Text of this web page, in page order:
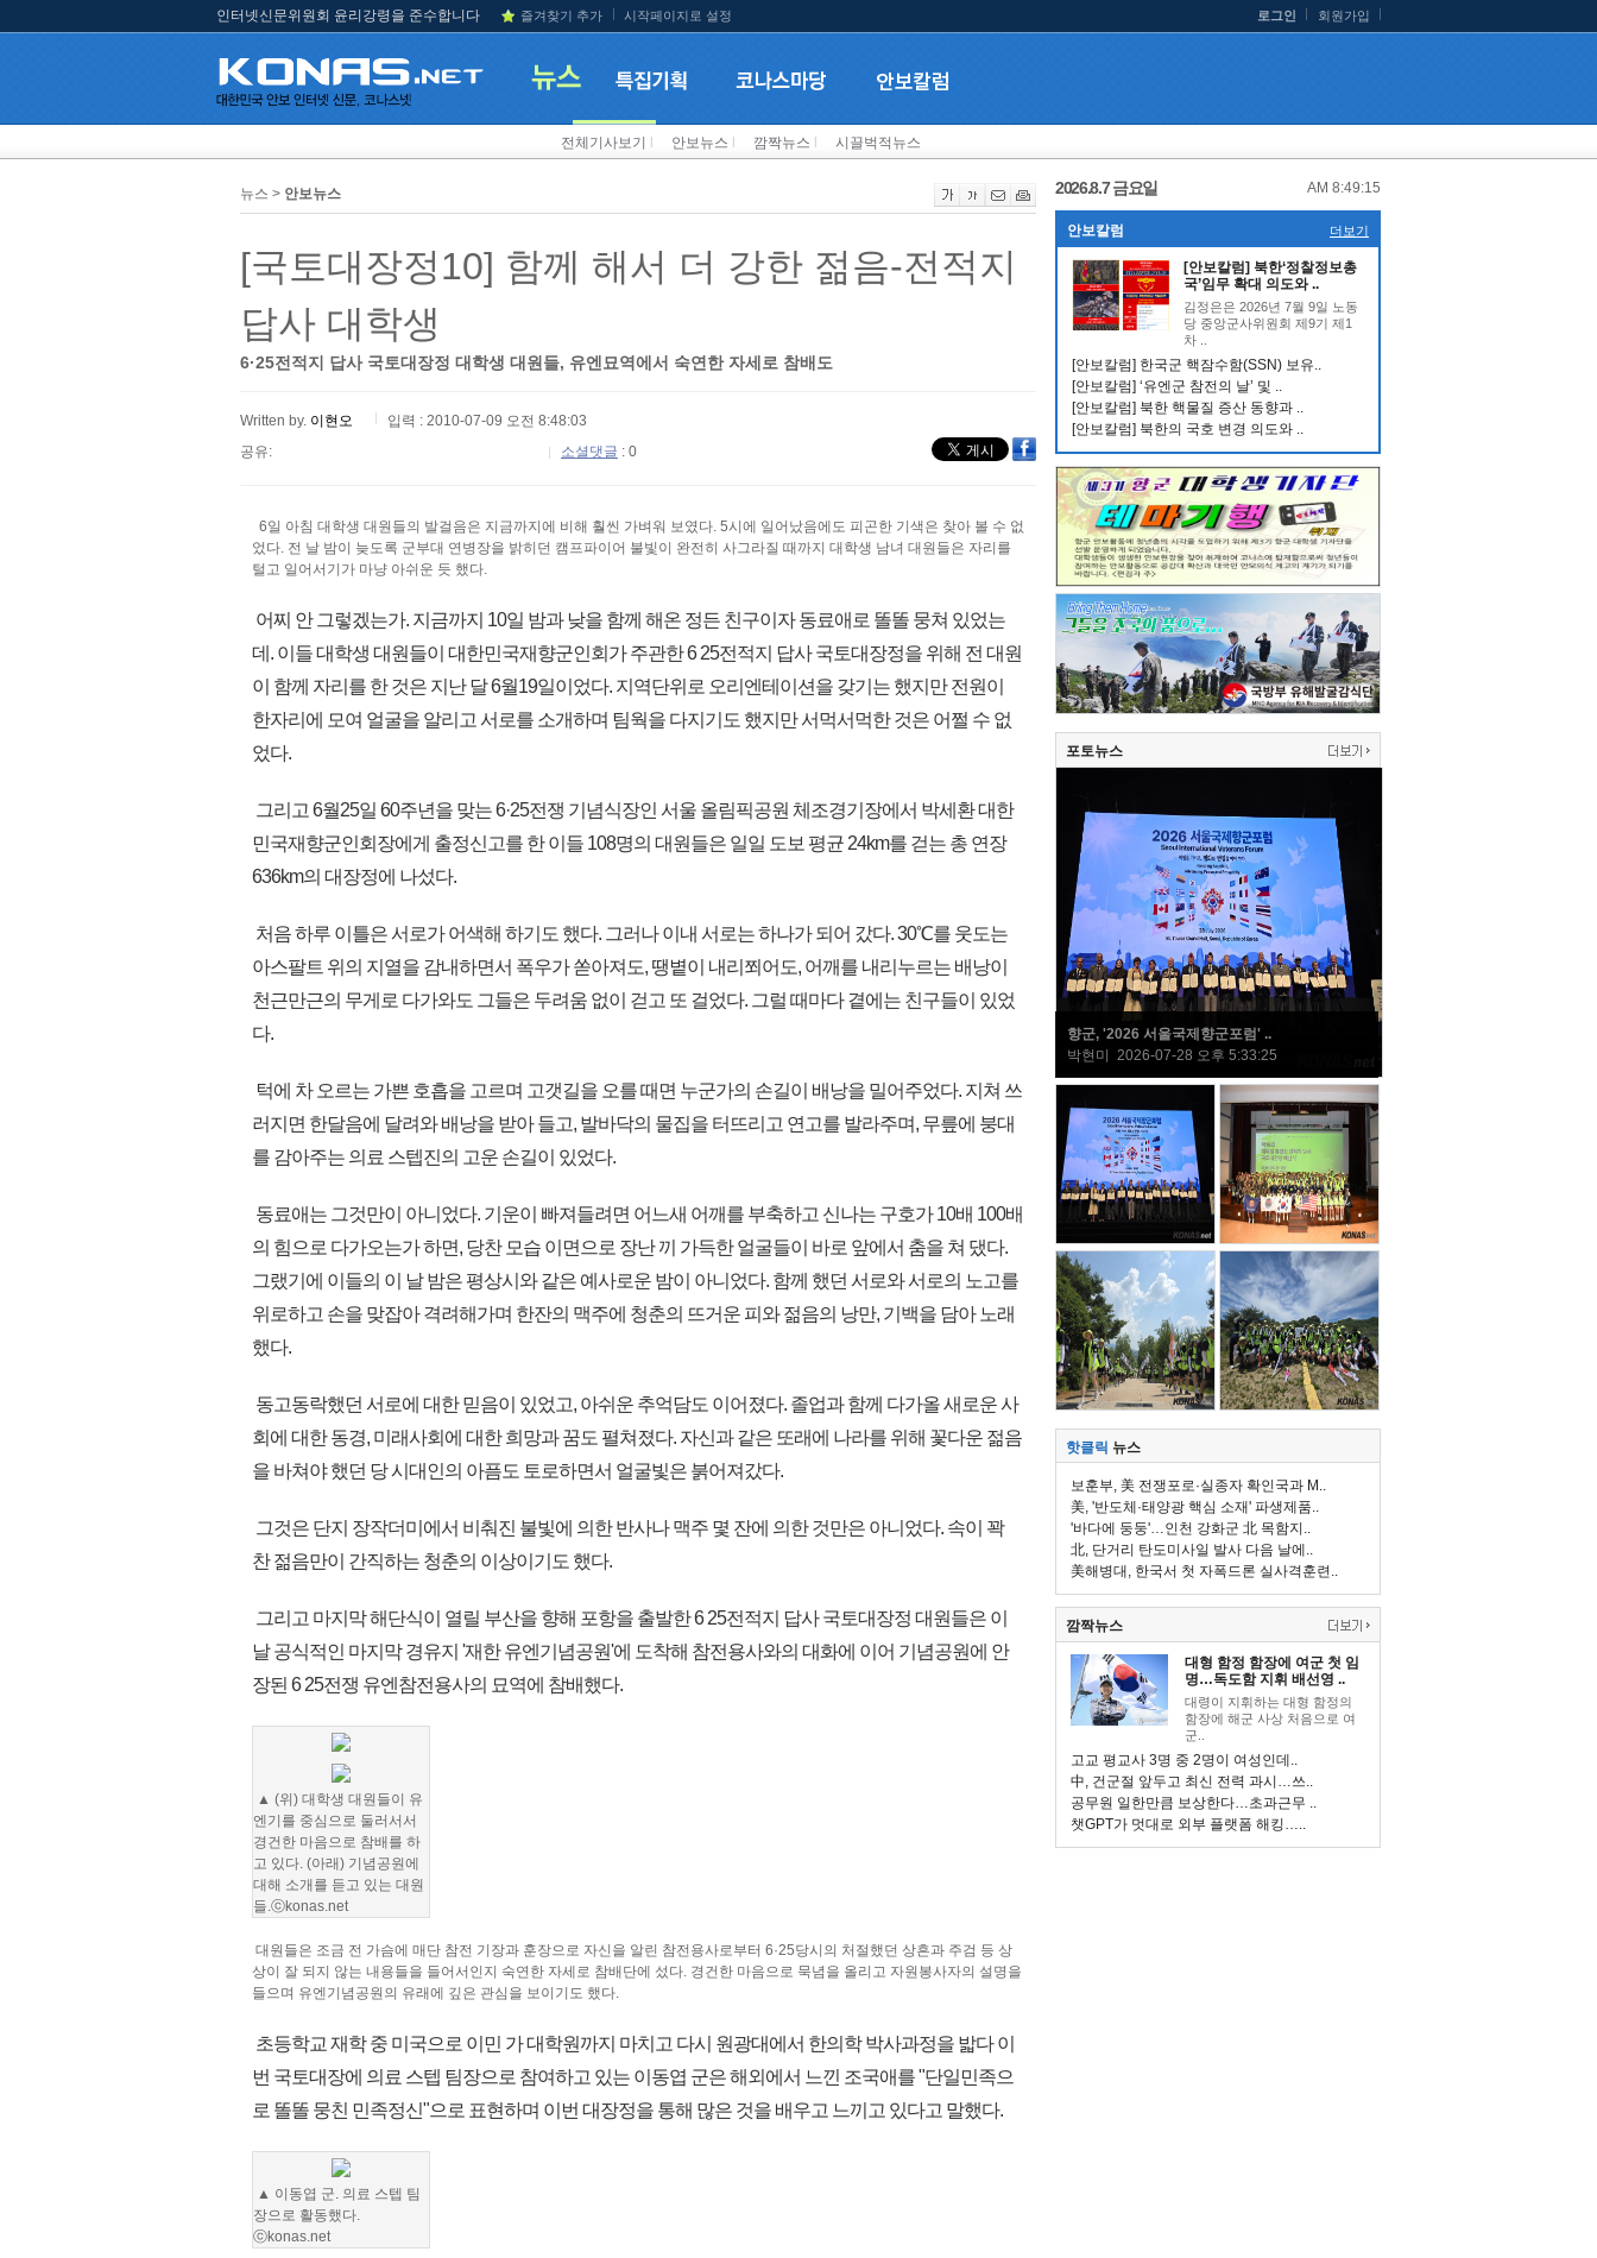
인터넷신문위원회 윤리강령을 준수합니다 즐겨찾기 추가 시작페이지로 설정 로그인 회원가입
전체기사보기 안보뉴스 깜짝뉴스 시끌벅적뉴스
뉴스 > 안보뉴스
[국토대장정10] 함께 해서 더 강한 젊음-전적지
답사 대학생
6·25전적지 답사 국토대장정 대학생 대원들, 유엔묘역에서 숙연한 자세로 참배도
Written by. 이현오
입력 : 2010-07-09 오전 8:48:03
공유:
소셜댓글 : 0
6일 아침 대학생 대원들의 발걸음은 지금까지에 비해 훨씬 가벼워 보였다. 5시에 일어났음에도 피곤한 기색은 찾아 볼 수 없
었다. 전 날 밤이 늦도록 군부대 연병장을 밝히던 캠프파이어 불빛이 완전히 사그라질 때까지 대학생 남녀 대원들은 자리를
털고 일어서기가 마냥 아쉬운 듯 했다.
어찌 안 그렇겠는가. 지금까지 10일 밤과 낮을 함께 해온 정든 친구이자 동료애로 똘똘 뭉쳐 있었는
데. 이들 대학생 대원들이 대한민국재향군인회가 주관한 6 25전적지 답사 국토대장정을 위해 전 대원
이 함께 자리를 한 것은 지난 달 6월19일이었다. 지역단위로 오리엔테이션을 갖기는 했지만 전원이
한자리에 모여 얼굴을 알리고 서로를 소개하며 팀웍을 다지기도 했지만 서먹서먹한 것은 어쩔 수 없
었다.
그리고 6월25일 60주년을 맞는 6·25전쟁 기념식장인 서울 올림픽공원 체조경기장에서 박세환 대한
민국재향군인회장에게 출정신고를 한 이들 108명의 대원들은 일일 도보 평균 24km를 걷는 총 연장
636km의 대장정에 나섰다.
처음 하루 이틀은 서로가 어색해 하기도 했다. 그러나 이내 서로는 하나가 되어 갔다. 30℃를 웃도는
아스팔트 위의 지열을 감내하면서 폭우가 쏟아져도, 땡볕이 내리쬐어도, 어깨를 내리누르는 배낭이
천근만근의 무게로 다가와도 그들은 두려움 없이 걷고 또 걸었다. 그럴 때마다 곁에는 친구들이 있었
다.
턱에 차 오르는 가쁜 호흡을 고르며 고갯길을 오를 때면 누군가의 손길이 배낭을 밀어주었다. 지쳐 쓰
러지면 한달음에 달려와 배낭을 받아 들고, 발바닥의 물집을 터뜨리고 연고를 발라주며, 무릎에 붕대
를 감아주는 의료 스텝진의 고운 손길이 있었다.
동료애는 그것만이 아니었다. 기운이 빠져들려면 어느새 어깨를 부축하고 신나는 구호가 10배 100배
의 힘으로 다가오는가 하면, 당찬 모습 이면으로 장난 끼 가득한 얼굴들이 바로 앞에서 춤을 쳐 댔다.
그랬기에 이들의 이 날 밤은 평상시와 같은 예사로운 밤이 아니었다. 함께 했던 서로와 서로의 노고를
위로하고 손을 맞잡아 격려해가며 한잔의 맥주에 청춘의 뜨거운 피와 젊음의 낭만, 기백을 담아 노래
했다.
동고동락했던 서로에 대한 믿음이 있었고, 아쉬운 추억담도 이어졌다. 졸업과 함께 다가올 새로운 사
회에 대한 동경, 미래사회에 대한 희망과 꿈도 펼쳐졌다. 자신과 같은 또래에 나라를 위해 꽃다운 젊음
을 바쳐야 했던 당 시대인의 아픔도 토로하면서 얼굴빛은 붉어져갔다.
그것은 단지 장작더미에서 비춰진 불빛에 의한 반사나 맥주 몇 잔에 의한 것만은 아니었다. 속이 꽉
찬 젊음만이 간직하는 청춘의 이상이기도 했다.
그리고 마지막 해단식이 열릴 부산을 향해 포항을 출발한 6 25전적지 답사 국토대장정 대원들은 이
날 공식적인 마지막 경유지 '재한 유엔기념공원'에 도착해 참전용사와의 대화에 이어 기념공원에 안
장된 6 25전쟁 유엔참전용사의 묘역에 참배했다.
▲ (위) 대학생 대원들이 유
엔기를 중심으로 둘러서서
경건한 마음으로 참배를 하
고 있다. (아래) 기념공원에
대해 소개를 듣고 있는 대원
들.ⓒkonas.net
대원들은 조금 전 가슴에 매단 참전 기장과 훈장으로 자신을 알린 참전용사로부터 6·25당시의 처절했던 상흔과 주검 등 상
상이 잘 되지 않는 내용들을 들어서인지 숙연한 자세로 참배단에 섰다. 경건한 마음으로 묵념을 올리고 자원봉사자의 설명을
들으며 유엔기념공원의 유래에 깊은 관심을 보이기도 했다.
초등학교 재학 중 미국으로 이민 가 대학원까지 마치고 다시 원광대에서 한의학 박사과정을 밟다 이
번 국토대장에 의료 스텝 팀장으로 참여하고 있는 이동엽 군은 해외에서 느낀 조국애를 "단일민족으
로 똘똘 뭉친 민족정신"으로 표현하며 이번 대장정을 통해 많은 것을 배우고 느끼고 있다고 말했다.
▲ 이동엽 군. 의료 스텝 팀
장으로 활동했다.
ⓒkonas.net
2026.8.7 금요일 AM 8:49:16
안보칼럼 더보기
[안보칼럼] 북한‘정찰정보총
국’임무 확대 의도와 ..
김정은은 2026년 7월 9일 노동
당 중앙군사위원회 제9기 제1
차 ..
[안보칼럼] 한국군 핵잠수함(SSN) 보유..
[안보칼럼] ‘유엔군 참전의 날’ 및 ..
[안보칼럼] 북한 핵물질 증산 동향과 ..
[안보칼럼] 북한의 국호 변경 의도와 ..
포토뉴스
향군, '2026 서울국제향군포럼' ..
박현미 2026-07-28 오후 5:33:25
핫클릭 뉴스
보훈부, 美 전쟁포로·실종자 확인국과 M..
美, '반도체·태양광 핵심 소재' 파생제품..
'바다에 둥둥'…인천 강화군 北 목함지..
北, 단거리 탄도미사일 발사 다음 날에..
美해병대, 한국서 첫 자폭드론 실사격훈련..
깜짝뉴스
대형 함정 함장에 여군 첫 임
명…독도함 지휘 배선영 ..
대령이 지휘하는 대형 함정의
함장에 해군 사상 처음으로 여
군..
고교 평교사 3명 중 2명이 여성인데..
中, 건군절 앞두고 최신 전력 과시…쓰..
공무원 일한만큼 보상한다…초과근무 ..
챗GPT가 멋대로 외부 플랫폼 해킹…..